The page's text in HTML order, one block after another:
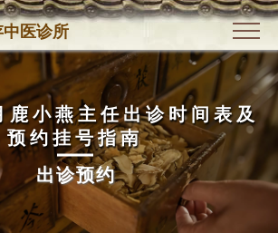
医诊所
小燕主任出诊时间表及
预约挂号指南
出诊预约